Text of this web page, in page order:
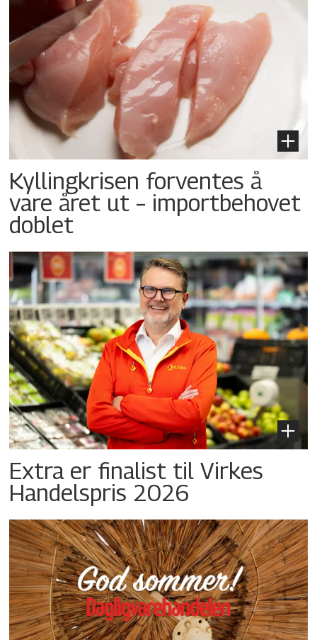
Kyllingkrisen forventes å
vare året ut – importbehovet
doblet
Extra er finalist til Virkes
Handelspris 2026